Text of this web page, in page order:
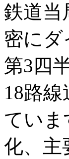
鉄道当
密にダ
第3四
18路
ていま
化、主